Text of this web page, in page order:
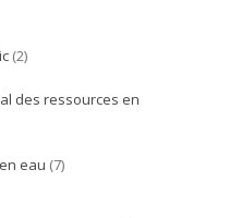
(2)
des ressources en
eau (7)